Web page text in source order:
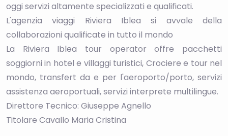
oggi servizi altamente specializzati e qualificati.
L'agenzia viaggi Riviera Iblea si avvale della
collaborazioni qualificate in tutto il mondo
La Riviera Iblea tour operator offre pacchetti
soggiorni in hotel e villaggi turistici, Crociere e tour nel
mondo, transfert da e per l'aeroporto/porto, servizi
assistenza aeroportuali, servizi interprete multilingue.
Direttore Tecnico: Giuseppe Agnello
Titolare Cavallo Maria Cristina